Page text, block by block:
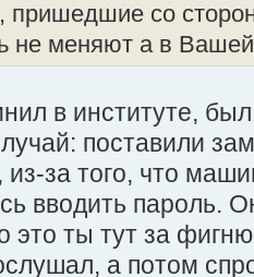
пришедшие со
не меняют а в
в институте,
поставили
за того, что
вводить пароль.
это ты тут за
а потом